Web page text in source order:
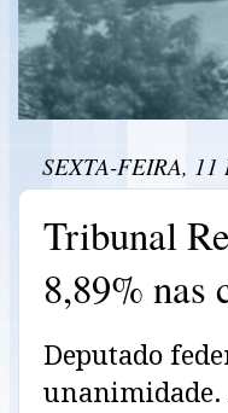
SEXTA-FEIRA,
Tribunal
8,89% nas
Deputado
unanimidade.